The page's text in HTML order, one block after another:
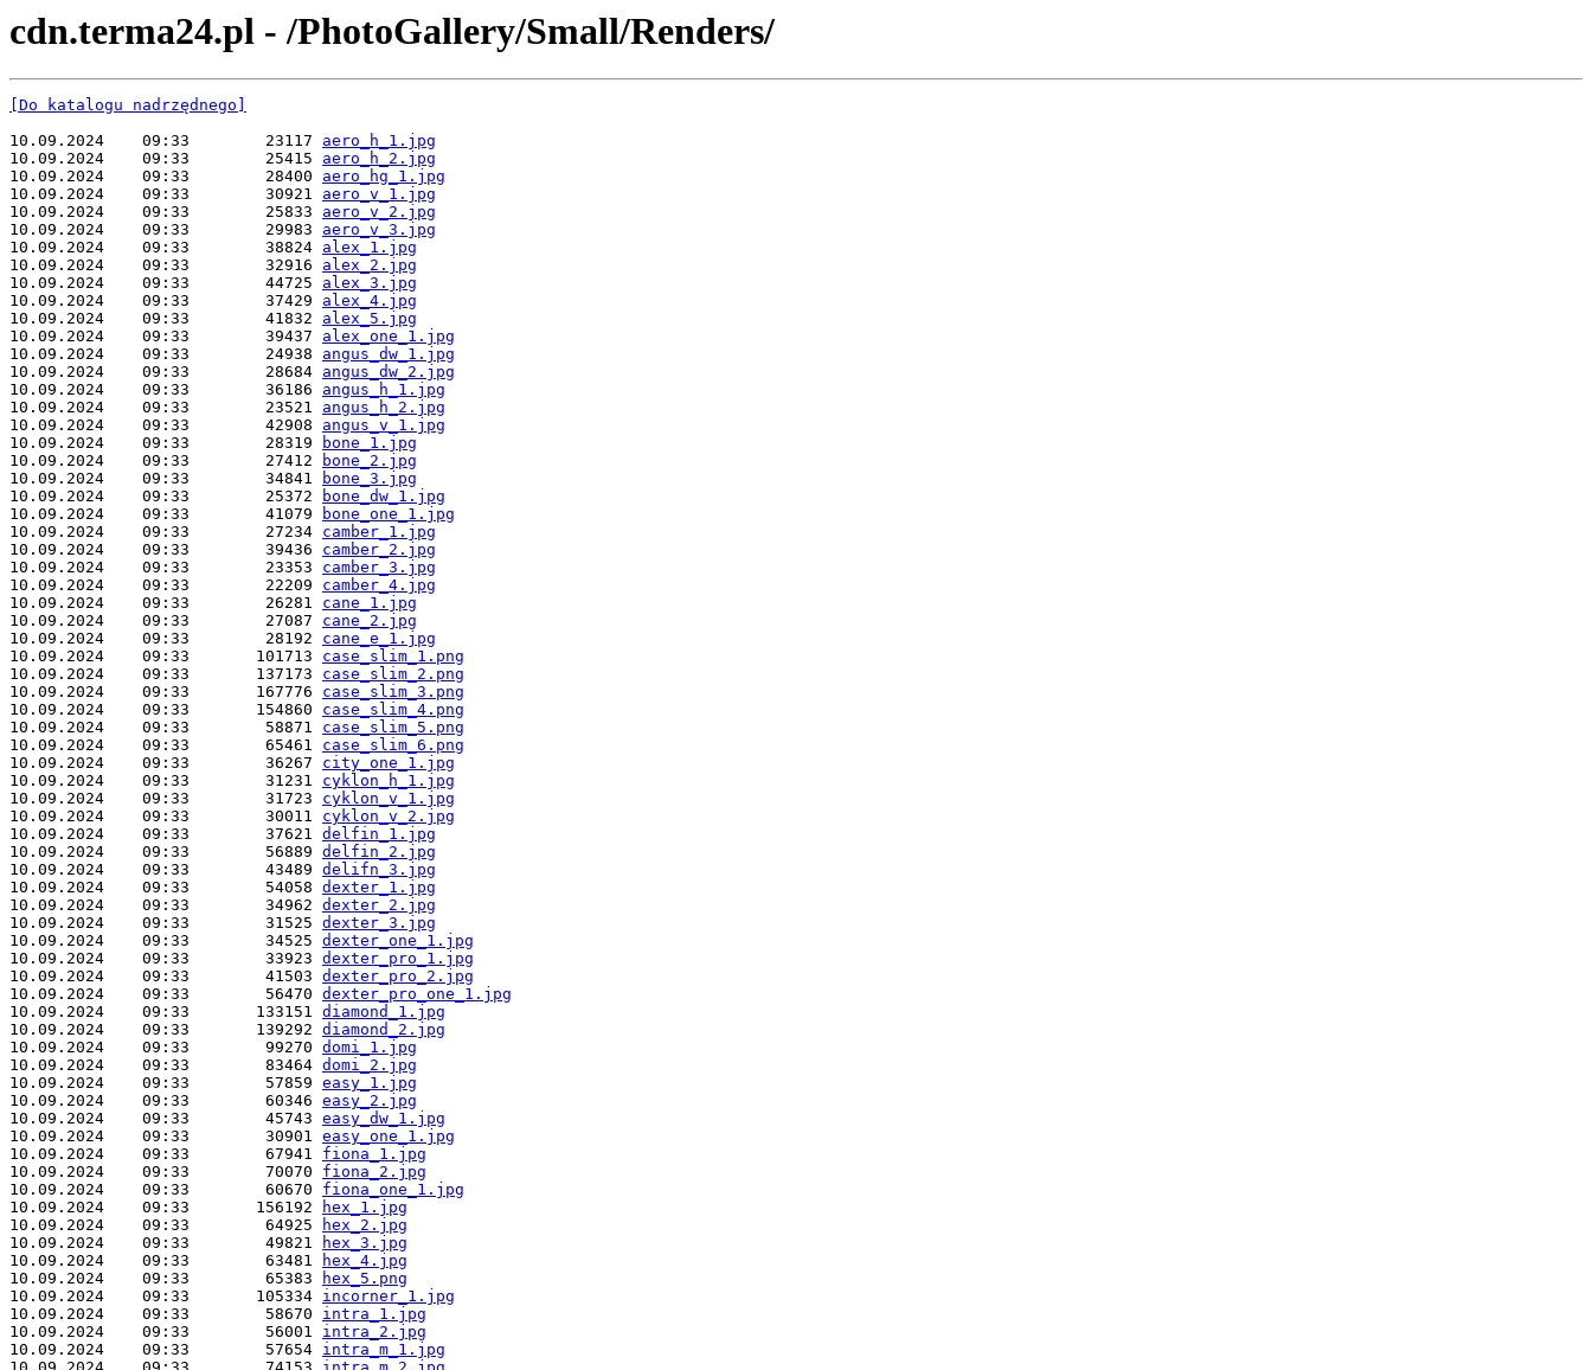
cdn.terma24.pl - /PhotoGallery/Small/Renders/
[Do katalogu nadrzędnego]
10.09.2024    09:33        23117 aero_h_1.jpg
10.09.2024    09:33        25415 aero_h_2.jpg
10.09.2024    09:33        28400 aero_hg_1.jpg
10.09.2024    09:33        30921 aero_v_1.jpg
10.09.2024    09:33        25833 aero_v_2.jpg
10.09.2024    09:33        29983 aero_v_3.jpg
10.09.2024    09:33        38824 alex_1.jpg
10.09.2024    09:33        32916 alex_2.jpg
10.09.2024    09:33        44725 alex_3.jpg
10.09.2024    09:33        37429 alex_4.jpg
10.09.2024    09:33        41832 alex_5.jpg
10.09.2024    09:33        39437 alex_one_1.jpg
10.09.2024    09:33        24938 angus_dw_1.jpg
10.09.2024    09:33        28684 angus_dw_2.jpg
10.09.2024    09:33        36186 angus_h_1.jpg
10.09.2024    09:33        23521 angus_h_2.jpg
10.09.2024    09:33        42908 angus_v_1.jpg
10.09.2024    09:33        28319
bone_1.jpg
10.09.2024    09:33        27412
bone_2.jpg
10.09.2024    09:33        34841
bone_3.jpg
10.09.2024    09:33        25372
bone_dw_1.jpg
10.09.2024    09:33        41079
bone_one_1.jpg
10.09.2024    09:33        27234 camber_1.jpg
10.09.2024    09:33        39436 camber_2.jpg
10.09.2024    09:33        23353 camber_3.jpg
10.09.2024    09:33        22209 camber_4.jpg
10.09.2024    09:33        26281 cane_1.jpg
10.09.2024    09:33        27087 cane_2.jpg
10.09.2024    09:33        28192 cane_e_1.jpg
10.09.2024    09:33       101713 case_slim_1.png
10.09.2024    09:33       137173 case_slim_2.png
10.09.2024    09:33       167776 case_slim_3.png
10.09.2024    09:33       154860 case_slim_4.png
10.09.2024    09:33        58871 case_slim_5.png
10.09.2024    09:33        65461 case_slim_6.png
10.09.2024    09:33        36267 city_one_1.jpg
10.09.2024    09:33        31231 cyklon_h_1.jpg
10.09.2024    09:33        31723 cyklon_v_1.jpg
10.09.2024    09:33        30011 cyklon_v_2.jpg
10.09.2024    09:33        37621 delfin_1.jpg
10.09.2024    09:33        56889 delfin_2.jpg
10.09.2024    09:33        43489 delifn_3.jpg
10.09.2024    09:33        54058 dexter_1.jpg
10.09.2024    09:33        34962 dexter_2.jpg
10.09.2024    09:33        31525 dexter_3.jpg
10.09.2024    09:33        34525 dexter_one_1.jpg
10.09.2024    09:33        33923 dexter_pro_1.jpg
10.09.2024    09:33        41503 dexter_pro_2.jpg
10.09.2024    09:33        56470 dexter_pro_one_1.jpg
10.09.2024    09:33       133151 diamond_1.jpg
10.09.2024    09:33       139292 diamond_2.jpg
10.09.2024    09:33        99270 domi_1.jpg
10.09.2024    09:33        83464 domi_2.jpg
10.09.2024    09:33        57859 easy_1.jpg
10.09.2024    09:33        60346 easy_2.jpg
10.09.2024    09:33        45743 easy_dw_1.jpg
10.09.2024    09:33        30901 easy_one_1.jpg
10.09.2024    09:33        67941 fiona_1.jpg
10.09.2024    09:33        70070 fiona_2.jpg
10.09.2024    09:33        60670 fiona_one_1.jpg
10.09.2024    09:33       156192
hex_1.jpg
10.09.2024    09:33        64925
hex_2.jpg
10.09.2024    09:33        49821
hex_3.jpg
10.09.2024    09:33        63481
hex_4.jpg
10.09.2024    09:33        65383
hex_5.png
10.09.2024    09:33       105334 incorner_1.jpg
10.09.2024    09:33        58670 intra_1.jpg
10.09.2024    09:33        56001 intra_2.jpg
10.09.2024    09:33        57654 intra_m_1.jpg